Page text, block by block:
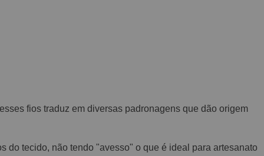
fios traduz em diversas padronagens que dão origem
do tecido, não tendo "avesso" o que é ideal para artesanato